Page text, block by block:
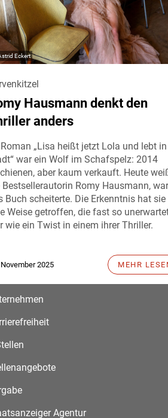
Eckert
Hausmann denkt den
anders
„Lisa heißt jetzt Lola und lebt
war ein Wolf im Schafspelz: 2014
aber kaum verkauft. Heute
Bestsellerautorin Romy Hausmann,
Buch scheiterte. Die Erkenntnis hat
Weise getroffen, die fast so
wie ein Twist in einem ihrer Thriller.
November 2025 MEHR
Agentur